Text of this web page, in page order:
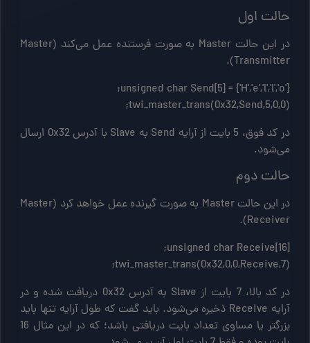
حالت اول
در این حالت Master به صورت فرستنده عمل می‌کند (Master
Transmitter).
twi_master_trans(0x32,Send,5,0,0);
در کد فوق، 5 بایت از آرایه Send به Slave با آدرس 0x32 ارسال
می‌شود.
حالت دوم
در این حالت Master به صورت گیرنده عمل خواهد کرد (Master
Receiver).
twi_master_trans(0x32,0,0,Receive,7);
در کد بالا، 7 بایت از Slave به آدرس 0x32 دریافت شده و در
آرایه Receive ذخیره می‌شود. باید گفت که طول آرایه تنها باید
بزرگتر یا مساوی تعداد بایت دریافتی باشد؛ که در این مثال 16